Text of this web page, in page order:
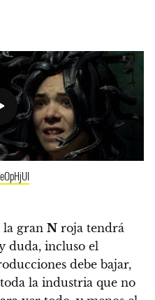
la gran N roja tendrá
duda, incluso el
debe bajar,
la industria que no